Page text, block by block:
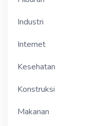
Industri
Internet
Kesehatan
Konstruksi
Makanan